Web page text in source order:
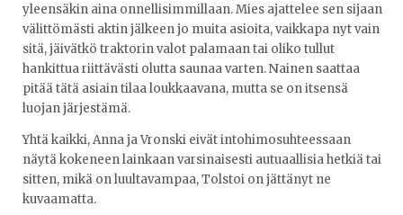
yleensäkin aina onnellisimmillaan. Mies ajattelee sen sijaan
välittömästi aktin jälkeen jo muita asioita, vaikkapa nyt vain
sitä, jäivätkö traktorin valot palamaan tai oliko tullut
hankittua riittävästi olutta saunaa varten. Nainen saattaa
pitää tätä asiain tilaa loukkaavana, mutta se on itsensä
luojan järjestämä.
Yhtä kaikki, Anna ja Vronski eivät intohimosuhteessaan
näytä kokeneen lainkaan varsinaisesti autuaallisia hetkiä tai
sitten, mikä on luultavampaa, Tolstoi on jättänyt ne
kuvaamatta.